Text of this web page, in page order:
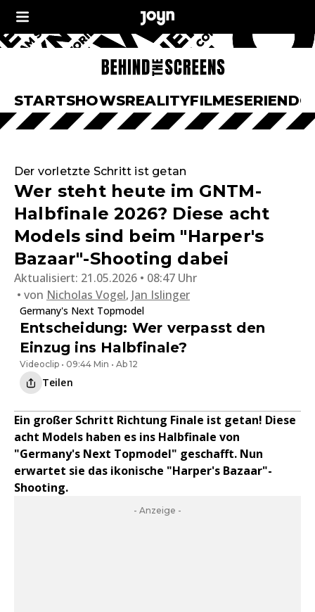
STARTSHOWSREALITYFILMESERIEN
Der vorletzte Schritt ist getan
Wer steht heute im GNTM-
Halbfinale 2026? Diese acht
Models sind beim "Harper's
Bazaar"-Shooting dabei
Aktualisiert: 21.05.2026 • 08:47 Uhr
von Nicholas Vogel, Jan Islinger
Germany's Next Topmodel
Entscheidung: Wer verpasst den
Einzug ins Halbfinale?
Videoclip • 09:44 Min • Ab 12
Teilen
Ein großer Schritt Richtung Finale ist getan! Diese
acht Models haben es ins Halbfinale von
"Germany's Next Topmodel" geschafft. Nun
erwartet sie das ikonische "Harper's Bazaar"-
Shooting.
- Anzeige -